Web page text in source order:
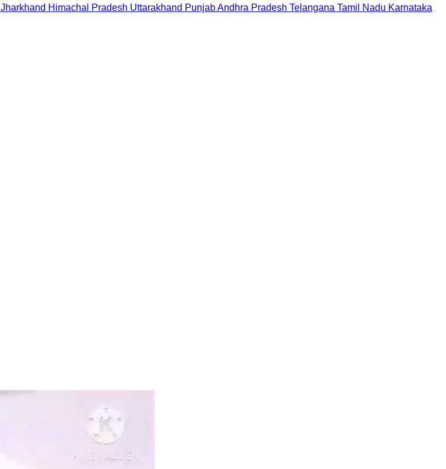
Jharkhand Himachal Pradesh Uttarakhand PunjabAndhra Pradesh Telangana Tamil Nadu Karnataka